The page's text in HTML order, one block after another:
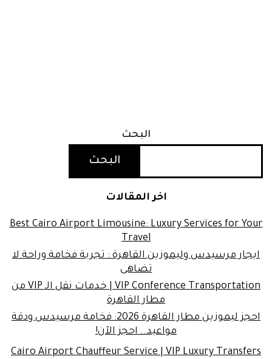
البحث
البحث
اخر المقالات
Best Cairo Airport Limousine: Luxury Services for Your
Travel
ايجار مرسيدس وليموزين القاهرة : تجربة فخامة وراحة لا
تضاهى
VIP Conference Transportation | خدمات نقل الـ VIP من
مطار القاهرة
احجز ليموزين مطار القاهرة 2026: فخامة مرسيدس ودقة
مواعيد.. احجز الآن!
Cairo Airport Chauffeur Service | VIP Luxury Transfers